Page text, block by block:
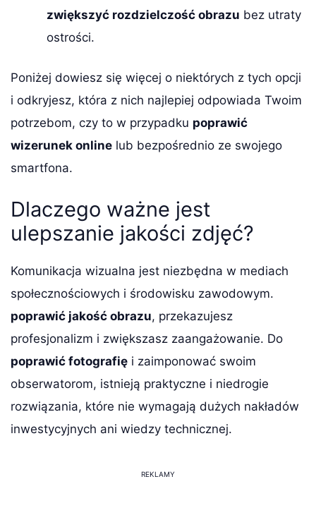
zwiększyć rozdzielczość obrazu bez utraty
ostrości.
Poniżej dowiesz się więcej o niektórych z tych opcji
i odkryjesz, która z nich najlepiej odpowiada Twoim
potrzebom, czy to w przypadku poprawić
wizerunek online lub bezpośrednio ze swojego
smartfona.
Dlaczego ważne jest
ulepszanie jakości zdjęć?
Komunikacja wizualna jest niezbędna w mediach
społecznościowych i środowisku zawodowym.
poprawić jakość obrazu, przekazujesz
profesjonalizm i zwiększasz zaangażowanie. Do
poprawić fotografię i zaimponować swoim
obserwatorom, istnieją praktyczne i niedrogie
rozwiązania, które nie wymagają dużych nakładów
inwestycyjnych ani wiedzy technicznej.
REKLAMY